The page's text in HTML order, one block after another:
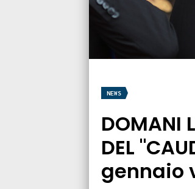
NEWS
DOMANI
DEL
gennaio